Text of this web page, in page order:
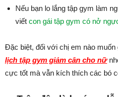
Nếu bạn lo lắng tập gym làm
viết con gái tập gym có nở
Đặc biệt, đối với chị em nào
lịch tập gym giảm cân cho nữ
cực tốt mà vẫn kích thích các bó